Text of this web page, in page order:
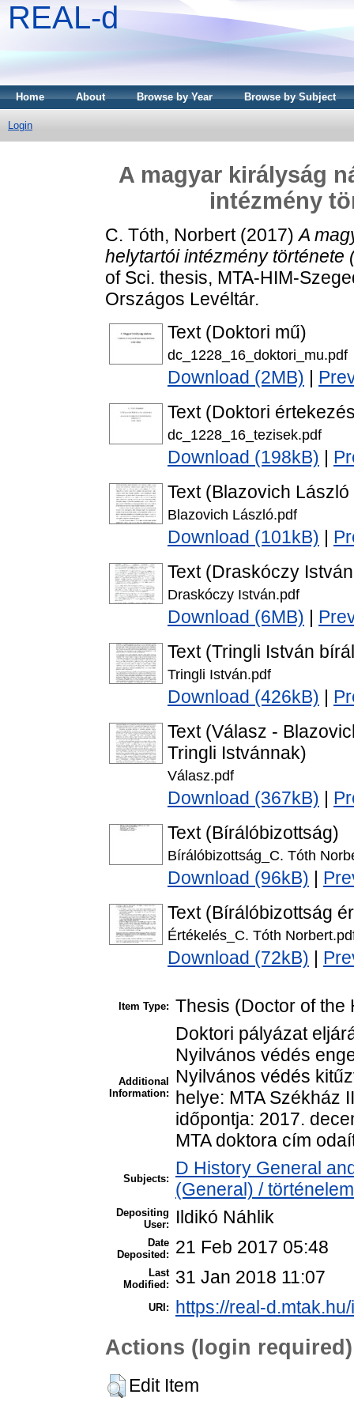
REAL-d
Home About Browse by Year Browse by Subject
Login
A magyar királyság
intézmény
C. Tóth, Norbert(2017)A
helytartói intézmény története
of Sci. thesis, MTA-HIM-
Országos Levéltár.
Text (Doktori mű)
dc_1228_16_doktori_mu.pdf
Download (2MB)
Text (Doktori
dc_1228_16_tezisek.pdf
Download (198kB)
Text (Blazovich
Blazovich László.pdf
Download (101kB)
Text (Draskóczy
Draskóczy István.pdf
Download (6MB)
Text (Tringli István
Tringli István.pdf
Download (426kB)
Text (Válasz -
Tringli Istvánnak)
Válasz.pdf
Download (367kB)
Text (Bírálóbizottság)
Bírálóbizottság_C. Tóth
Download (96kB)
Text (Bírálóbizottság
Értékelés_C. Tóth
Download (72kB)
Item Type: Thesis (Doctor of the
Additional
Information:
Doktori pályázat
Nyilvános védés
Nyilvános védés
helye: MTA Székház
időpontja: 2017.
MTA doktora cím
Subjects:
D History General
(General) /
Depositing
User:
Ildikó Náhlik
Date
Deposited:
21 Feb 2017 05:48
Last
Modified:
31 Jan 2018 11:07
URI: https://real-
Actions (login required)
Edit Item